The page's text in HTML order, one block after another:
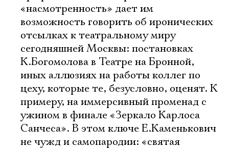
«насмотренность» дает им
возможность говорить об иронических
отсылках к театральному миру
сегодняшней Москвы: постановках
К.Богомолова в Театре на Бронной,
иных аллюзиях на работы коллег по
цеху, которые те, безусловно, оценят. К
примеру, на иммерсивный променад с
ужином в финале «Зеркало Карлоса
Санчеса». В этом ключе Е.Каменькович
не чужд и самопародии: «святая